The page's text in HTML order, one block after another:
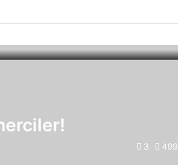
3 499